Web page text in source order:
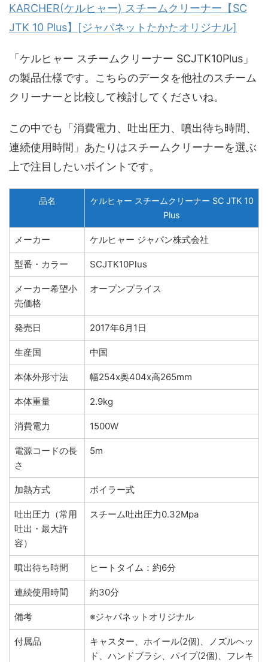
KARCHER(ケルヒャー) スチームクリーナー【SC
JTK 10 Plus】[ジャパネットたかたオリジナル]
「ケルヒャー スチームクリーナー SCJTK10Plus」
の製品仕様です。こちらのデータを他社のスチーム
クリーナーと比較して検討してくださいね。
この中でも「消費電力、吐出圧力、噴出待ち時間、
連続使用時間」あたりはスチームクリーナーを選ぶ
上で注目したいポイントです。
品名
ケルヒャー スチームクリーナー SC JTK 10
Plus
メーカー ケルヒャー ジャパン株式会社
型番・カラー SCJTK10Plus
メーカー希望小
売価格
オープンプライス
発売日 2017年6月1日
生産国 中国
本体外形寸法 幅254x奥404x高265mm
本体重量 2.9kg
消費電力 1500W
電源コードの長
さ
5m
加熱方式 ボイラー式
吐出圧力（常用
吐出・最大許
容）
スチーム吐出圧力0.32Mpa
噴出待ち時間 ヒートタイム：約6分
連続使用時間 約30分
備考 ※ジャパネットオリジナル
付属品
キャスター、ホイール(2個)、ノズルヘッ
ド、ハンドブラシ、パイプ(2個)、フレキ